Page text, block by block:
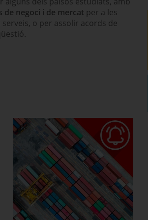
negoci i de mercat per a les
o per assolir acords de